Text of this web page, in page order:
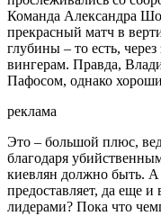
Команда Александра
прекрасный матч в
глубины – то есть,
вингерам. Правда,
Пафосом, однако
реклама
Это – большой плюс,
благодаря
киевлян должно быть. А
предоставляет, да еще
лидерами? Пока что